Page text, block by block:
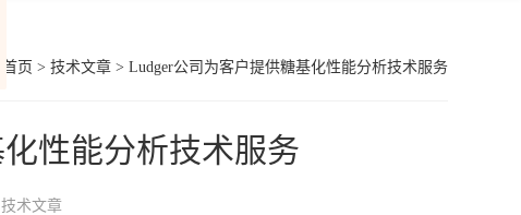
首页 > 技术文章> Ludger公司为客户提供糖基化性能分析技术服务
性能分析技术服务
技术文章